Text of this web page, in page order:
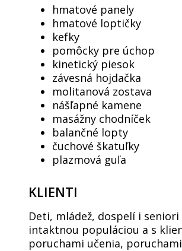
hmatové panely
hmatové loptičky
kefky
pomôcky pre úchop
kinetický piesok
závesná hojdačka
molitanová zostava
nášľapné kamene
masážny chodníček
balančné lopty
čuchové škatuľky
plazmová guľa
KLIENTI
Deti, mládež, dospelí i
intaktnou populáciou a s
poruchami učenia,